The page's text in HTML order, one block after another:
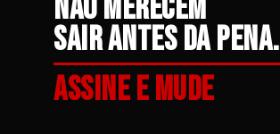
NÃO MERECEM
SAIR ANTES DA PENA.
ASSINE E MUDE